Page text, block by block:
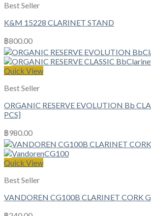
Best Seller
K&M 15228 CLARINET STAND
฿800.00
Quick View
Best Seller
ORGANIC RESERVE EVOLUTION Bb
PCS]
฿980.00
Quick View
Best Seller
VANDOREN CG100B CLARINET CORK